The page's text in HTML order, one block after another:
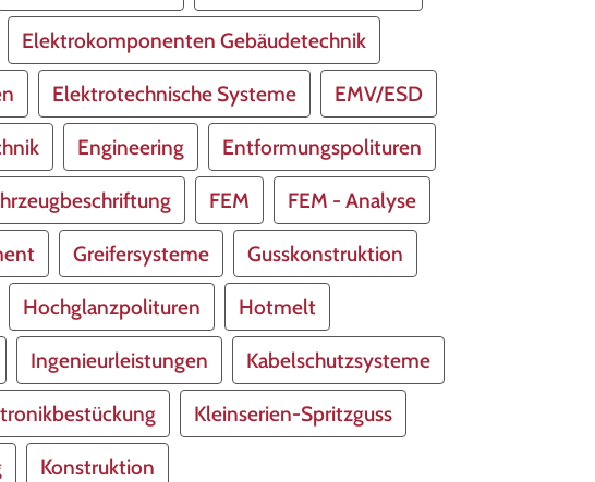
Elektrokomponenten Gebäudetechnik
Elektrotechnische Systeme EMV/ESD
Engineering Entformungspolituren
FEM FEM - Analyse
Greifersysteme Gusskonstruktion
Hochglanzpolituren Hotmelt
Ingenieurleistungen Kabelschutzsysteme
Kleinserien-Spritzguss
Konstruktion